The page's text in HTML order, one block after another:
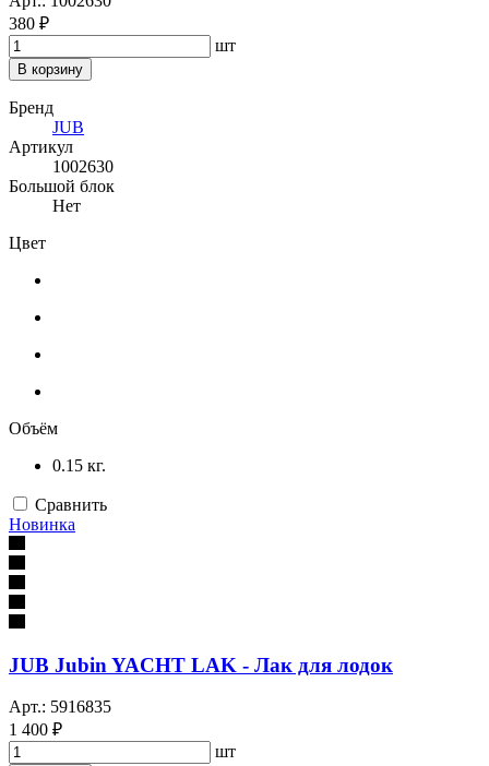
380 ₽
шт
В корзину
Бренд
JUB
Артикул
1002630
Большой блок
Нет
Цвет
Объём
0.15 кг.
Сравнить
Новинка
JUB Jubin YACHT LAK - Лак для лодок
Арт.: 5916835
1 400 ₽
шт